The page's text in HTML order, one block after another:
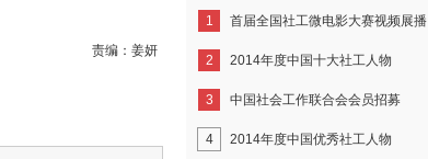
责编： 姜妍
1 首届全国社工微电影大赛视频展播
2 2014年度中国十大社工人物
3 中国社会工作联合会会员招募
4 2014年度中国优秀社工人物